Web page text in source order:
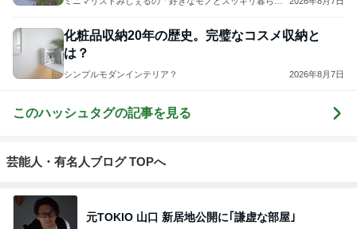
化粧品収納20年の歴史。完璧なコスメ収納と
は？
シンプルモダンインテリア？ 2026年8月7日
このハッシュタグの記事を見る
芸能人・有名人ブログ TOPへ
元TOKIO 山口 新居地公開に｢謙虚な部屋｣